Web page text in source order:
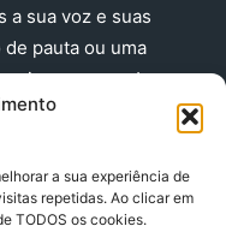
a sua experiência de
repetidas. Ao clicar em
TODOS os cookies.
a sua voz e suas
pauta ou uma
nos agora!